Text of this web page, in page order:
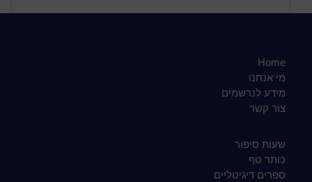
Home
מי אנחנו
מידע לנרשמים
צור קשר
שעות סיפור
כותר טף
ספרים דיגיטליים